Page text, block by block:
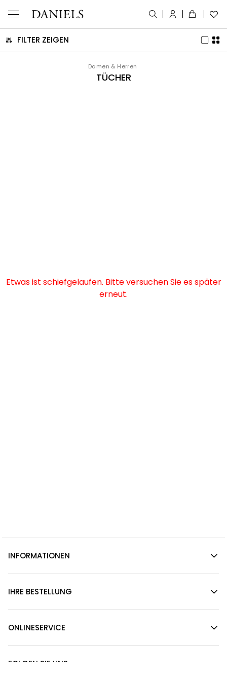
Damen & Herren
TÜCHER
FILTER ZEIGEN
Etwas ist schiefgelaufen. Bitte versuchen Sie es später
erneut.
INFORMATIONEN
IHRE BESTELLUNG
ONLINESERVICE
FOLGEN SIE UNS